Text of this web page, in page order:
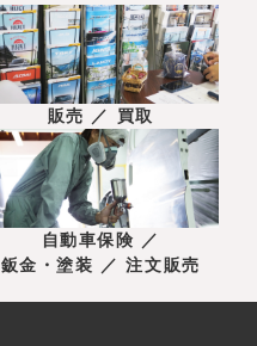
販売 ／ 買取
自動車保険 ／
鈑金・塗装 ／ 注文販売